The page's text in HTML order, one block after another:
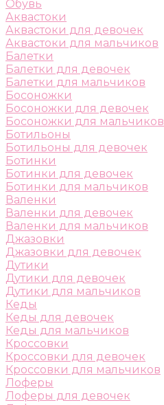
Обувь
Аквастоки
Аквастоки для девочек
Аквастоки для мальчиков
Балетки
Балетки для девочек
Балетки для мальчиков
Босоножки
Босоножки для девочек
Босоножки для мальчиков
Ботильоны
Ботильоны для девочек
Ботинки
Ботинки для девочек
Ботинки для мальчиков
Валенки
Валенки для девочек
Валенки для мальчиков
Джазовки
Джазовки для девочек
Дутики
Дутики для девочек
Дутики для мальчиков
Кеды
Кеды для девочек
Кеды для мальчиков
Кроссовки
Кроссовки для девочек
Кроссовки для мальчиков
Лоферы
Лоферы для девочек